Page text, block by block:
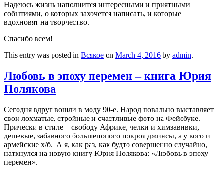
Надеюсь жизнь наполнится интересными и приятными
событиями, о которых захочется написать, и которые
вдохновят на творчество.
Спасибо всем!
This entry was posted in Всякое on March 4, 2016 by admin.
Любовь в эпоху перемен – книга Юрия
Полякова
Сегодня вдруг вошли в моду 90-е. Народ повально выставляет
свои лохматые, стройные и счастливые фото на Фейсбуке.
Прически в стиле – свободу Африке, челки и химзавивки,
дешевые, забавного большепопого покроя джинсы, а у кого и
армейские х/б. А я, как раз, как будто совершенно случайно,
наткнулся на новую книгу Юрия Полякова: «Любовь в эпоху
перемен».